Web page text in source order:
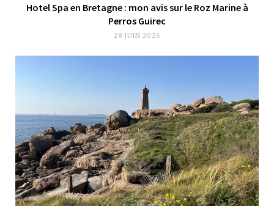
Hotel Spa en Bretagne : mon avis sur le Roz Marine à
Perros Guirec
28 JUIN 2026